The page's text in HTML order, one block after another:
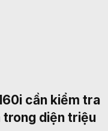
cần kiểm tra
trong diện triệu